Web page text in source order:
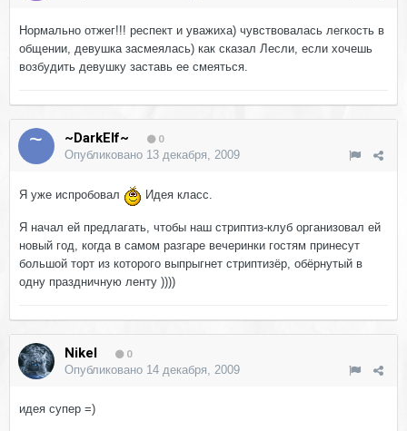
Нормально отжег!!! респект и уважиха) чувствовалась легкость в
общении, девушка засмеялась) как сказал Лесли, если хочешь
возбудить девушку заставь ее смеяться.
~DarkElf~ 0
Опубликовано 13 декабря, 2009
Я уже испробовал Идея класс.
Я начал ей предлагать, чтобы наш стриптиз-клуб организовал ей
новый год, когда в самом разгаре вечеринки гостям принесут
большой торт из которого выпрыгнет стриптизёр, обёрнутый в
одну праздничную ленту ))))
Nikel 0
Опубликовано 14 декабря, 2009
идея супер =)